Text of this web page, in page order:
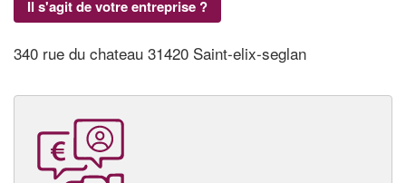
Il s'agit de votre entreprise ?
340 rue du chateau 31420 Saint-elix-seglan